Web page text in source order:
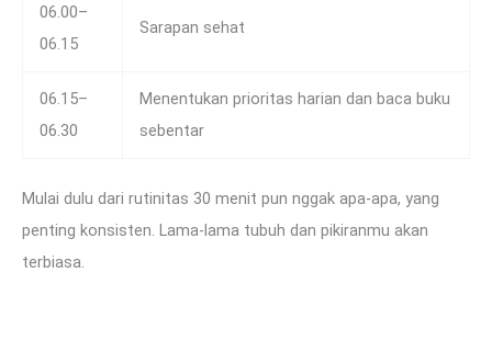
06.00–
06.15
Sarapan sehat
06.15–
06.30
Menentukan prioritas harian dan baca buku
sebentar
Mulai dulu dari rutinitas 30 menit pun nggak apa-apa, yang
penting konsisten. Lama-lama tubuh dan pikiranmu akan
terbiasa.